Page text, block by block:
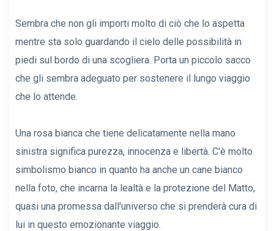
Sembra che non gli importi molto di ciò che lo aspetta
mentre sta solo guardando il cielo delle possibilità in
piedi sul bordo di una scogliera. Porta un piccolo sacco
che gli sembra adeguato per sostenere il lungo viaggio
che lo attende.
Una rosa bianca che tiene delicatamente nella mano
sinistra significa purezza, innocenza e libertà. C'è molto
simbolismo bianco in quanto ha anche un cane bianco
nella foto, che incarna la lealtà e la protezione del Matto,
quasi una promessa dall'universo che si prenderà cura di
lui in questo emozionante viaggio.